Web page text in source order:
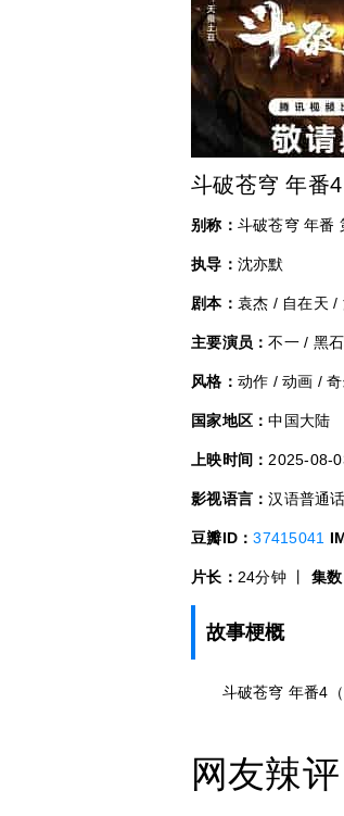
斗破苍穹 年番4
别称： 斗破苍穹 年番
执导： 沈亦默
剧本： 袁杰 / 自在天 /
主要演员：不一 / 黑
风格： 动作 / 动画 /
国家地区：中国大陆
上映时间： 2025-08-
影视语言：汉语普通话
豆瓣ID：37415041
片长： 24分钟 丨 集
故事梗概
斗破苍穹 年番4（
网友辣评